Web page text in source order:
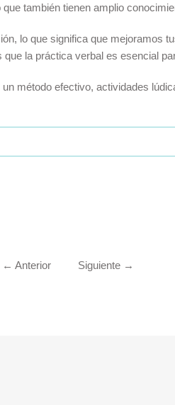
también tienen amplio
lo que significa que mejoramos
la práctica verbal es esencial
método efectivo, actividades
← Anterior Siguiente →